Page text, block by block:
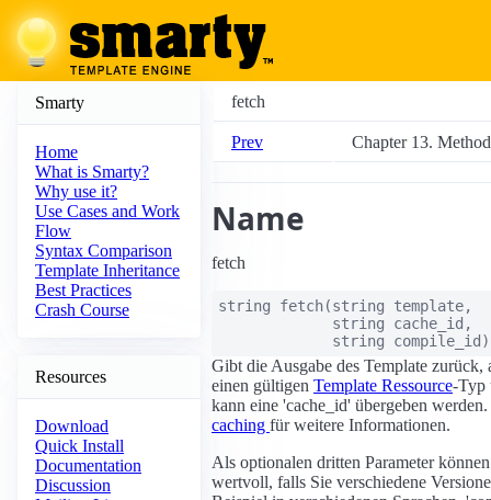
Smarty
Home
What is Smarty?
Why use it?
Use Cases and Work
Flow
Syntax Comparison
Template Inheritance
Best Practices
Crash Course
Resources
Download
Quick Install
Documentation
Discussion
fetch
Prev Chapter 13.
Name
fetch
string fetch(string template,
string cache_id ,
string compile_id
Gibt die Ausgabe des Template zurück,
einen gültigen Template Ressource-Typ
kann eine 'cache_id' übergeben
caching für weitere Informationen.
Als optionalen dritten Parameter
wertvoll, falls Sie verschiedene